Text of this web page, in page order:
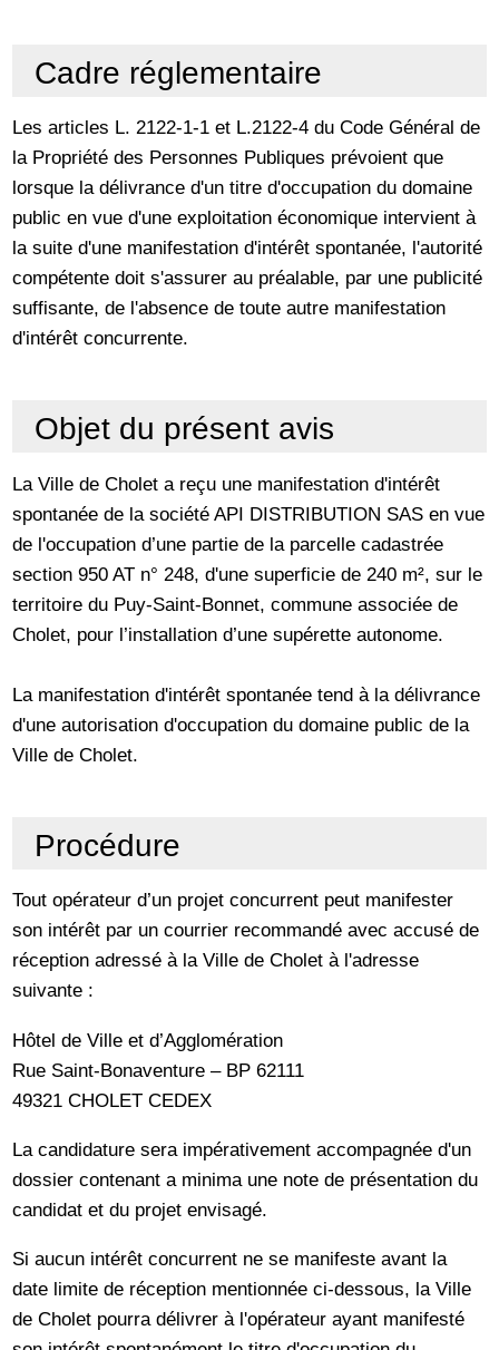
Cadre réglementaire
Les articles L. 2122-1-1 et L.2122-4 du Code Général de
la Propriété des Personnes Publiques prévoient que
lorsque la délivrance d'un titre d'occupation du domaine
public en vue d'une exploitation économique intervient à
la suite d'une manifestation d'intérêt spontanée, l'autorité
compétente doit s'assurer au préalable, par une publicité
suffisante, de l'absence de toute autre manifestation
d'intérêt concurrente.
Objet du présent avis
La Ville de Cholet a reçu une manifestation d'intérêt
spontanée de la société API DISTRIBUTION SAS en vue
de l'occupation d’une partie de la parcelle cadastrée
section 950 AT n° 248, d'une superficie de 240 m², sur le
territoire du Puy-Saint-Bonnet, commune associée de
Cholet, pour l’installation d’une supérette autonome.
La manifestation d'intérêt spontanée tend à la délivrance
d'une autorisation d'occupation du domaine public de la
Ville de Cholet.
Procédure
Tout opérateur d’un projet concurrent peut manifester
son intérêt par un courrier recommandé avec accusé de
réception adressé à la Ville de Cholet à l'adresse
suivante :
Hôtel de Ville et d’Agglomération
Rue Saint-Bonaventure – BP 62111
49321 CHOLET CEDEX
La candidature sera impérativement accompagnée d'un
dossier contenant a minima une note de présentation du
candidat et du projet envisagé.
Si aucun intérêt concurrent ne se manifeste avant la
date limite de réception mentionnée ci-dessous, la Ville
de Cholet pourra délivrer à l'opérateur ayant manifesté